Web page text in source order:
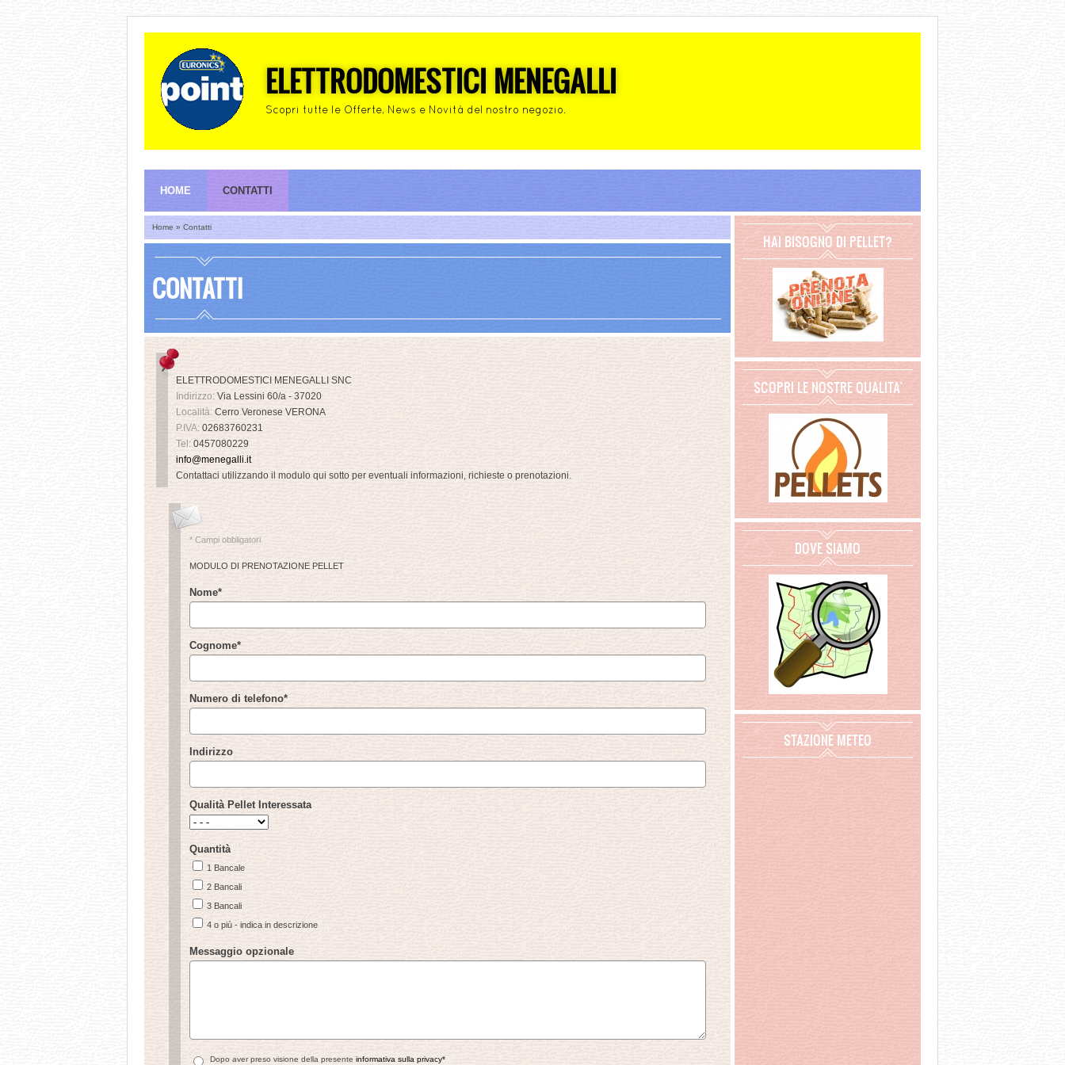
ELETTRODOMESTICI MENEGALLI
Scopri tutte le Offerte, News e Novità del nostro negozio.
HOME CONTATTI
Home » Contatti
CONTATTI
ELETTRODOMESTICI MENEGALLI SNC
Indirizzo: Via Lessini 60/a - 37020
Località: Cerro Veronese VERONA
P.IVA: 02683760231
Tel: 0457080229
info@menegalli.it
Contattaci utilizzando il modulo qui sotto per eventuali informazioni, richieste o prenotazioni.
* Campi obbligatori
MODULO DI PRENOTAZIONE PELLET
Nome*
Cognome*
Numero di telefono*
Indirizzo
Qualità Pellet Interessata
Quantità
1 Bancale
2 Bancali
3 Bancali
4 o più - indica in descrizione
Messaggio opzionale
Dopo aver preso visione della presente informativa sulla privacy*
HAI BISOGNO DI PELLET?
SCOPRI LE NOSTRE QUALITA'
DOVE SIAMO
STAZIONE METEO